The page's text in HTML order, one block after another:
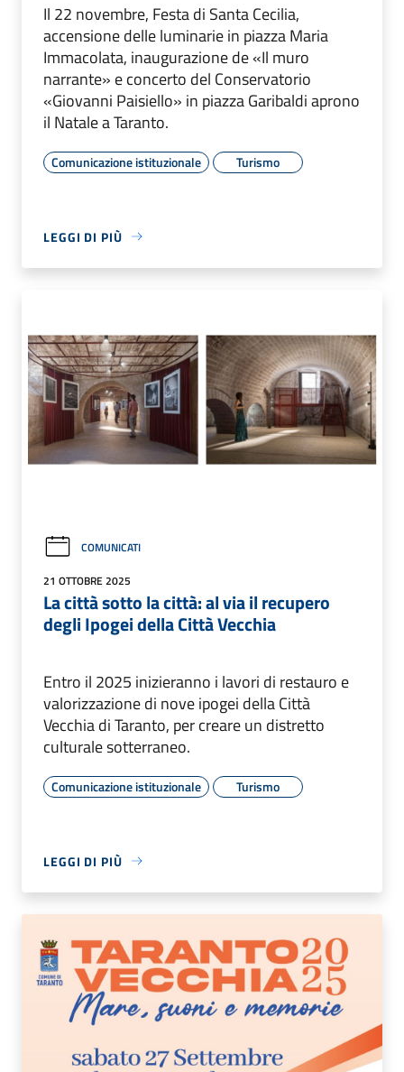
Il 22 novembre, Festa di Santa Cecilia,
accensione delle luminarie in piazza Maria
Immacolata, inaugurazione de «Il muro
narrante» e concerto del Conservatorio
«Giovanni Paisiello» in piazza Garibaldi aprono
il Natale a Taranto.
Comunicazione istituzionale Turismo
LEGGI DI PIÙ
COMUNICATI
21 OTTOBRE 2025
La città sotto la città: al via il recupero
degli Ipogei della Città Vecchia
Entro il 2025 inizieranno i lavori di restauro e
valorizzazione di nove ipogei della Città
Vecchia di Taranto, per creare un distretto
culturale sotterraneo.
Comunicazione istituzionale Turismo
LEGGI DI PIÙ